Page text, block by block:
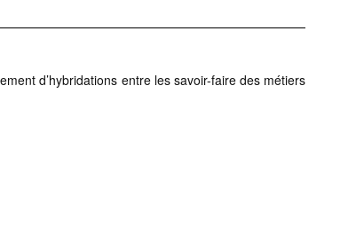
d’hybridations entre les savoir-faire des métiers